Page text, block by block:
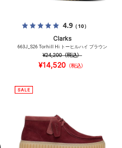
4.9（10）
Clarks
663J_S26 Torhill Hi トーヒルハイ ブラウン
¥24,200（税込）
¥14,520 （税込）